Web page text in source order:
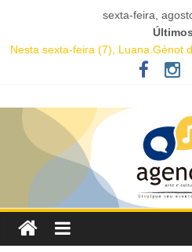
sexta-feira,
Nesta sexta-feira (7), Luana Génot
caminho para equidade racial
Academia de Letras da Bahia
Mesa “Valoração de práticas
Comédia romântica “O que vem
convida público a viver as
idade